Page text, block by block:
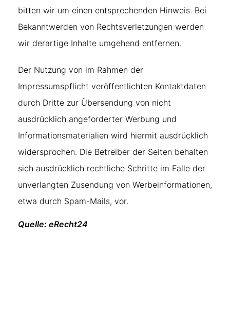
bitten wir um einen entsprechenden Hinweis. Bei
Bekanntwerden von Rechtsverletzungen werden
wir derartige Inhalte umgehend entfernen.
Der Nutzung von im Rahmen der
Impressumspflicht veröffentlichten Kontaktdaten
durch Dritte zur Übersendung von nicht
ausdrücklich angeforderter Werbung und
Informationsmaterialien wird hiermit ausdrücklich
widersprochen. Die Betreiber der Seiten behalten
sich ausdrücklich rechtliche Schritte im Falle der
unverlangten Zusendung von Werbeinformationen,
etwa durch Spam-Mails, vor.
Quelle: eRecht24